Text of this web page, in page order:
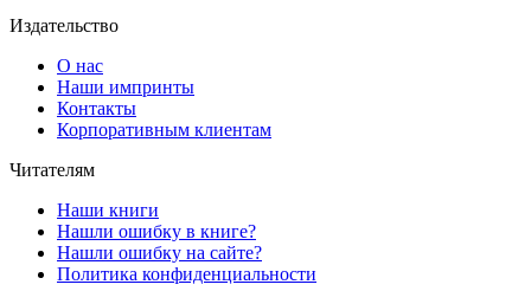
Издательство
О нас
Наши импринты
Контакты
Корпоративным клиентам
Читателям
Наши книги
Нашли ошибку в книге?
Нашли ошибку на сайте?
Политика конфиденциальности